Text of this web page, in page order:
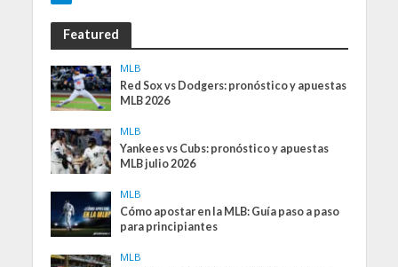
Featured
MLB
Red Sox vs Dodgers: pronóstico y apuestas
MLB 2026
MLB
Yankees vs Cubs: pronóstico y apuestas
MLB julio 2026
MLB
Cómo apostar en la MLB: Guía paso a paso
para principiantes
MLB